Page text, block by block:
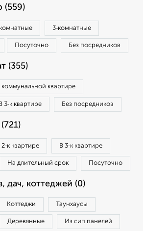
(559)
3‑комнатные
Посуточно Без посредников
(355)
коммунальной квартире
В 3‑к квартире Без посредников
2‑к квартире В 3‑к квартире
На длительный срок Посуточно
дач, коттеджей (0)
Коттеджи Таунхаусы
Деревянные Из сип панелей